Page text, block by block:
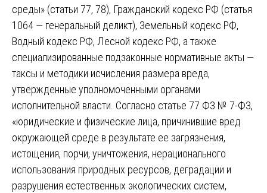
среды» (статьи 77, 78), Гражданский кодекс РФ (статья
1064 — генеральный деликт), Земельный кодекс РФ,
Водный кодекс РФ, Лесной кодекс РФ, а также
специализированные подзаконные нормативные акты —
таксы и методики исчисления размера вреда,
утвержденные уполномоченными органами
исполнительной власти. Согласно статье 77 ФЗ № 7-ФЗ,
«юридические и физические лица, причинившие вред
окружающей среде в результате ее загрязнения,
истощения, порчи, уничтожения, нерационального
использования природных ресурсов, деградации и
разрушения естественных экологических систем,